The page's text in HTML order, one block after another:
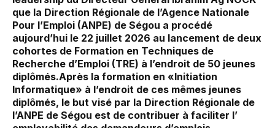
que la Direction Régionale de l’Agence Nationale
Pour l’Emploi (ANPE) de Ségou a procédé
aujourd’hui le 22 juillet 2026 au lancement de deux
cohortes de Formation en Techniques de
Recherche d’Emploi (TRE) à l’endroit de 50 jeunes
diplômés.Après la formation en «Initiation
Informatique» à l’endroit de ces mêmes jeunes
diplômés, le but visé par la Direction Régionale de
l’ANPE de Ségou est de contribuer à faciliter l’